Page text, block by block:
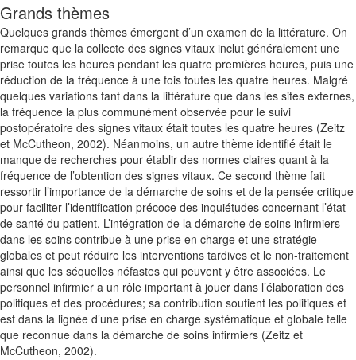
Grands thèmes
Quelques grands thèmes émergent d’un examen de la littérature. On
remarque que la collecte des signes vitaux inclut généralement une
prise toutes les heures pendant les quatre premières heures, puis une
réduction de la fréquence à une fois toutes les quatre heures. Malgré
quelques variations tant dans la littérature que dans les sites externes,
la fréquence la plus communément observée pour le suivi
postopératoire des signes vitaux était toutes les quatre heures (Zeitz
et McCutheon, 2002). Néanmoins, un autre thème identifié était le
manque de recherches pour établir des normes claires quant à la
fréquence de l’obtention des signes vitaux. Ce second thème fait
ressortir l’importance de la démarche de soins et de la pensée critique
pour faciliter l’identification précoce des inquiétudes concernant l’état
de santé du patient. L’intégration de la démarche de soins infirmiers
dans les soins contribue à une prise en charge et une stratégie
globales et peut réduire les interventions tardives et le non-traitement
ainsi que les séquelles néfastes qui peuvent y être associées. Le
personnel infirmier a un rôle important à jouer dans l’élaboration des
politiques et des procédures; sa contribution soutient les politiques et
est dans la lignée d’une prise en charge systématique et globale telle
que reconnue dans la démarche de soins infirmiers (Zeitz et
McCutheon, 2002).